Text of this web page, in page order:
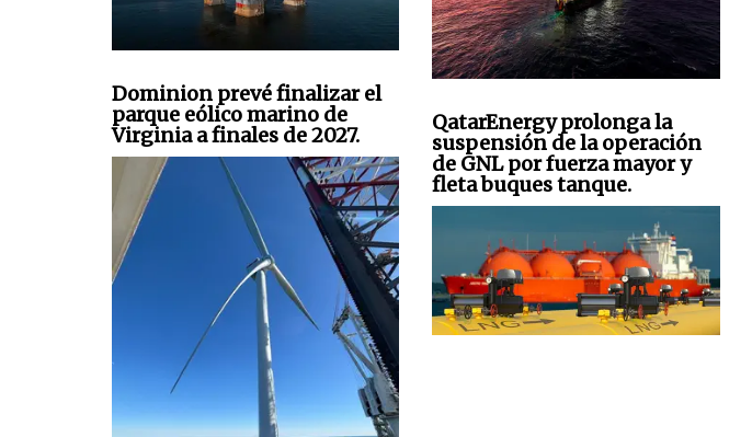
Dominion prevé finalizar el
parque eólico marino de
Virginia a finales de 2027.
QatarEnergy prolonga la
suspensión de la operación
de GNL por fuerza mayor y
fleta buques tanque.